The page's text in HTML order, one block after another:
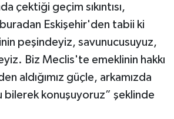
çektiği geçim sıkıntısı,
Eskişehir'den tabii ki
peşindeyiz, savunucusuyuz,
Biz Meclis'te emeklinin hakkı
aldığımız güçle, arkamızda
bilerek konuşuyoruz” şeklinde